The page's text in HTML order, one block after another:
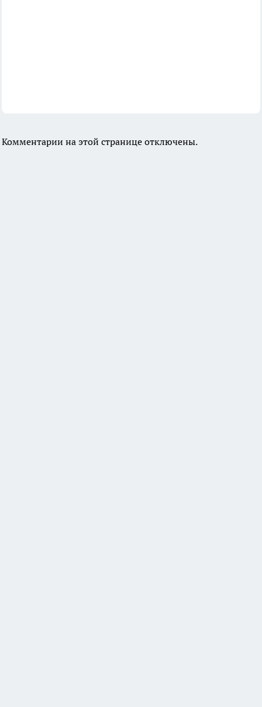
Комментарии на этой странице отключены.